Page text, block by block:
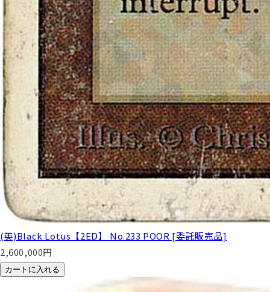
(英)Black Lotus【2ED】 No.233 POOR [委託販売品]
2,600,000円
カートに入れる